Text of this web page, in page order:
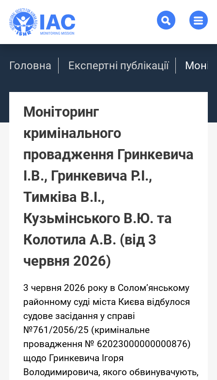
Головна Експертні публікації
Моніторинг
кримінального
провадження Гринкевича
І.В., Гринкевича Р.І.,
Тимківа В.І.,
Кузьмінського В.Ю. та
Колотила А.В. (від 3
червня 2026)
3 червня 2026 року в Солом’янському
районному суді міста Києва відбулося
судове засідання у справі
№761/2056/25 (кримінальне
провадження № 62023000000000876)
щодо Гринкевича Ігоря
Володимировича, якого обвинувачують,